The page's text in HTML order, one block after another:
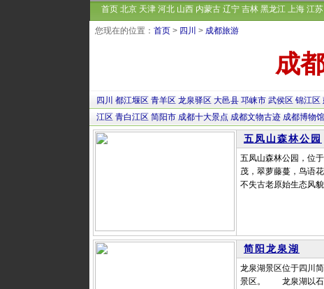
首页 北京 天津 河北 山西 内蒙古 辽宁 吉林 黑龙江 上海 江苏
您现在的位置： 首页 > 四川 > 成都旅游
成
四川 都江堰区 青羊区 龙泉驿区 大邑县 邛崃市 武侯区 锦江区
江区 青白江区 简阳市 成都十大景点 成都文物古迹 成都博物馆
五凤山森林公园
五凤山森林公园，位
茂，翠萝藤蔓，鸟语
不失古老原始生态风
简阳龙泉湖
龙泉湖景区位于四川
景区。 龙泉湖以石